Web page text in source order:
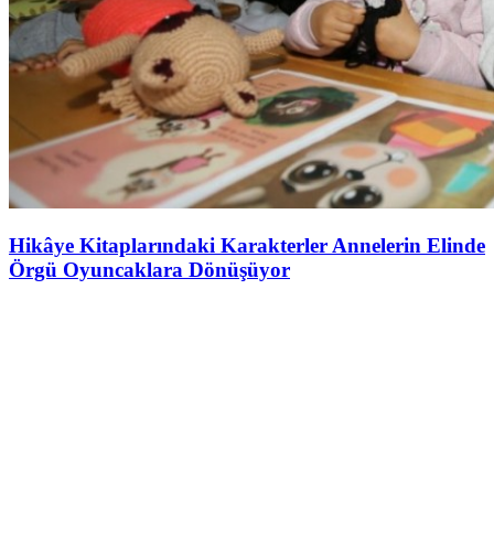
Hikâye Kitaplarındaki Karakterler Annelerin Elinde
Örgü Oyuncaklara Dönüşüyor